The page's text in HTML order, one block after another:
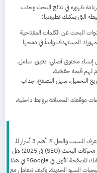
ظهوره في نتائج البحث وجذب
التي يمكنك تطبيقها:
البحث عن الكلمات المفتاحية
المستهدف وابدأ في دمجها
إنشاء محتوى أصلي، دقيق، شامل،
لهم قيمة حقيقية.
التحميل، سهل التصفح، جذاب
موقعك المختلفة بروابط داخلية،
لو موقعك صحرا ومفيش زيارات اعرف السبب والحل ؟! أهم 3 أسرار للـ
SEO 🔍 تعرف على أسرار تحسين محركات البحث (SEO) في 2025! هل
تتساءل كيف توصل موقعك أو قناتك للصفحة الأولى في Google؟ في هذا
السيو الحديثة، وكيف تتعامل مع